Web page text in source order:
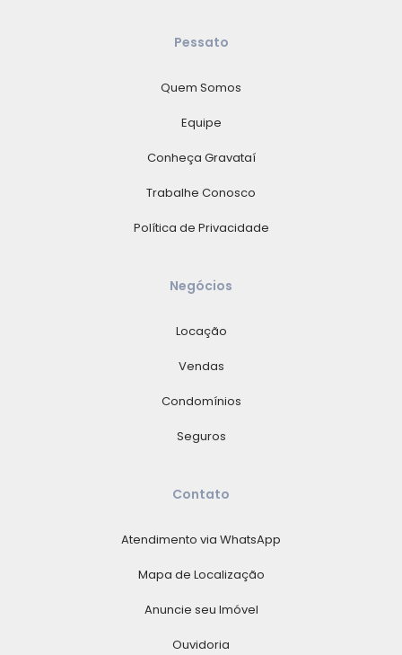
Pessato
Quem Somos
Equipe
Conheça Gravataí
Trabalhe Conosco
Política de Privacidade
Negócios
Locação
Vendas
Condomínios
Seguros
Contato
Atendimento via WhatsApp
Mapa de Localização
Anuncie seu Imóvel
Ouvidoria